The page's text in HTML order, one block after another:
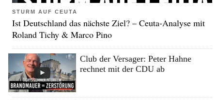
STURM AUF CEUTA
Ist Deutschland das nächste Ziel? – Ceuta-Analyse mit
Roland Tichy & Marco Pino
Club der Versager: Peter Hahne
rechnet mit der CDU ab